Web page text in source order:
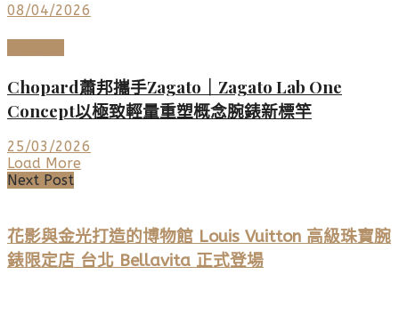
08/04/2026
Chopard蕭邦攜手Zagato｜Zagato Lab One
Concept以極致輕量重塑概念腕錶新標竿
25/03/2026
Load More
Next Post
花影與金光打造的博物館 Louis Vuitton 高級珠寶腕
錶限定店 台北 Bellavita 正式登場